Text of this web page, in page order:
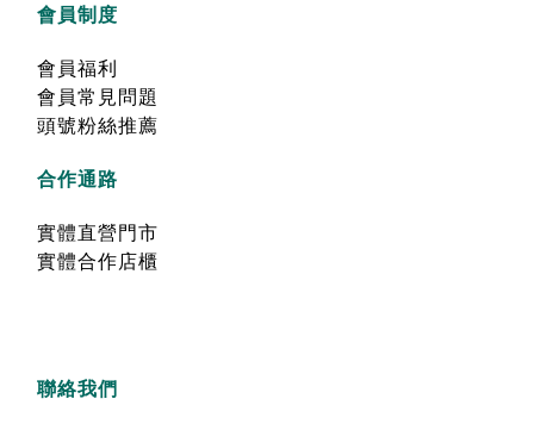
會員制度
會員福利
會員常見問題
頭號粉絲推薦
合作通路
實體直營門市
實體合作店櫃
聯絡我們